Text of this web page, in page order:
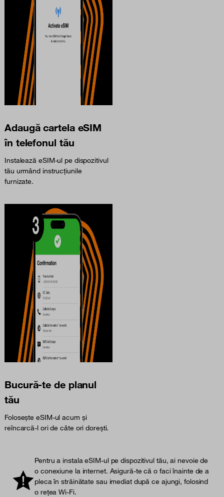
Adaugă cartela eSIM
în telefonul tău
Instalează eSIM-ul pe dispozitivul
tău urmând instrucțiunile
furnizate.
Bucură-te de planul
tău
Folosește eSIM-ul acum și
reîncarcă-l ori de câte ori dorești.
Pentru a instala eSIM-ul pe dispozitivul tău, ai nevoie de
o conexiune la internet. Asigură-te că o faci înainte de a
pleca în străinătate sau imediat după ce ajungi, folosind
o rețea Wi-Fi.